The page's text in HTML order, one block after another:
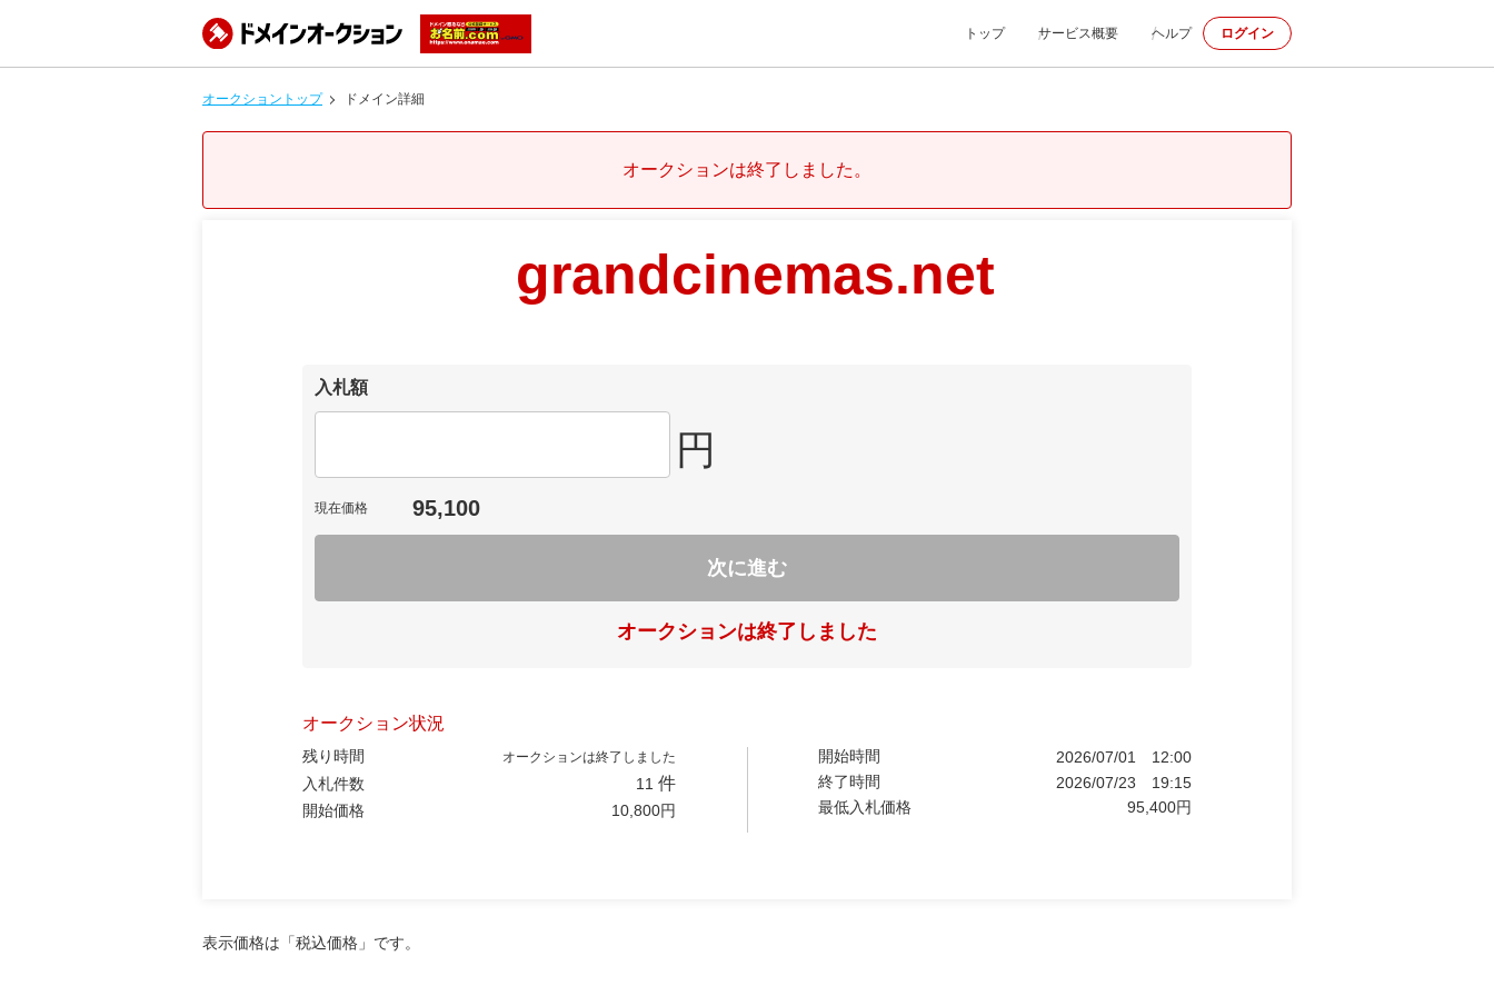
トップ サービス概要 ヘルプ ログイン
オークショントップ ドメイン詳細
オークションは終了しました。
grandcinemas.net
入札額
円
現在価格 95,100
次に進む
オークションは終了しました
オークション状況
残り時間 オークションは終了しました
入札件数 11 件
開始価格 10,800円
開始時間 2026/07/01
12:00
終了時間
2026/07/23
19:15
最低入札価格
95,400円
表示価格は「税込価格」です。